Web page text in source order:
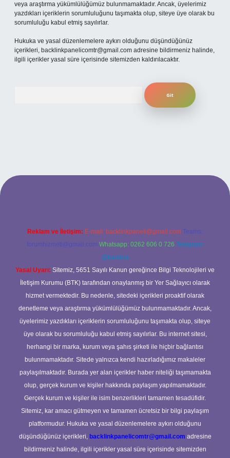
veya araştırma yükümlülüğümüz bulunmamaktadır. Ancak, üyelerimiz
yazdıkları içeriklerin sorumluluğunu taşımakta olup, siteye üye olarak bu
sorumluluğu kabul etmiş sayılırlar.
Hukuka ve yasal düzenlemelere aykırı olduğunu düşündüğünüz
içerikleri, backlinkpanelicomtr@gmail.com adresine bildirmeniz halinde,
ilgili içerikler yasal süre içerisinde sitemizden kaldırılacaktır.
Reklam ve İletişim: E-mail: backlinkpaneli@gmail.com Teams:
forumhizmeti@gmail.com Whatsapp: 0262 606 0 726 Telegram:
@karabul
Yasal Uyarı: Sitemiz, 5651 Sayılı Kanun gereğince Bilgi Teknolojileri ve
İletişim Kurumu (BTK) tarafından onaylanmış bir Yer Sağlayıcı olarak
hizmet vermektedir. Bu nedenle, sitedeki içerikleri proaktif olarak
denetleme veya araştırma yükümlülüğümüz bulunmamaktadır. Ancak,
üyelerimiz yazdıkları içeriklerin sorumluluğunu taşımakta olup, siteye
üye olarak bu sorumluluğu kabul etmiş sayılırlar. Bu internet sitesi,
herhangi bir marka, kurum veya şahıs şirketi ile hiçbir bağlantısı
bulunmamaktadır. Sitede yalnızca kendi hazırladığımız makaleler
paylaşılmaktadır. Burada yer alan içerikler haber niteliği taşımamakta
olup, gerçek kurum ve kişiler hakkında paylaşım yapılmamaktadır.
Gerçek kurum ve kişiler ile isim benzerlikleri tamamen tesadüfidir.
Sitemiz, kar amacı gütmeyen ve tamamen ücretsiz bir bilgi paylaşım
platformudur. Hukuka ve yasal düzenlemelere aykırı olduğunu
düşündüğünüz içerikleri, backlinkpanelicomtr@gmail.com adresine
bildirmeniz halinde, ilgili içerikler yasal süre içerisinde sitemizden